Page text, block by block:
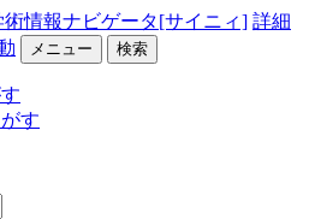
情報ナビゲータ[サイニィ] 詳細
メニュー 検索
す